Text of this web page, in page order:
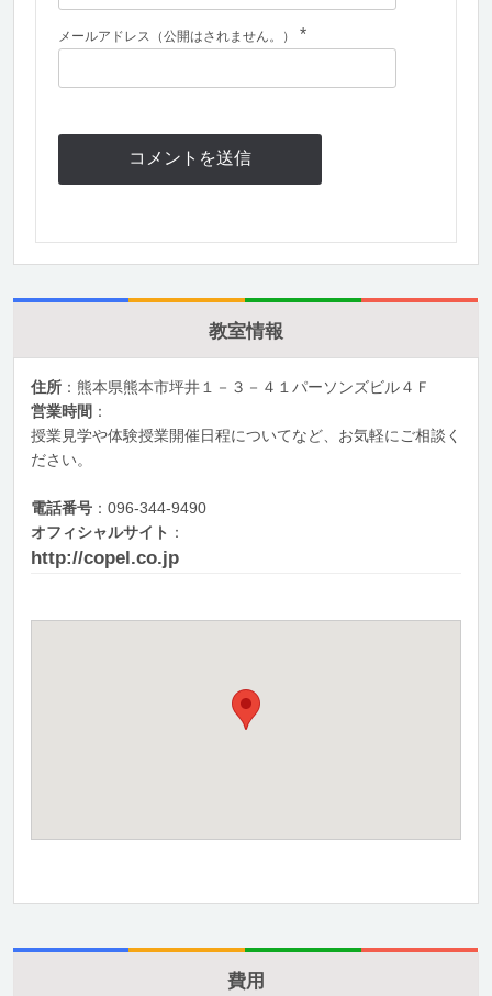
メールアドレス（公開はされません。） *
教室情報
住所 ：熊本県熊本市坪井１－３－４１パーソンズビル４Ｆ
営業時間 ：
授業見学や体験授業開催日程についてなど、お気軽にご相談く
ださい。
電話番号 ：096-344-9490
オフィシャルサイト ：
http://copel.co.jp
費用